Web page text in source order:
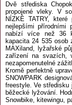
Dvě střediska
propojené vleky. V
NÍZKÉ TATRY,
nejlepšími přírodními
nabízí více než 36
kapacita 24 535
MAXiland, lyžařské
zařízení na svazích,
nezapomenutelné
Kromě perfektně
SNOWPARK
freestyle. Ve středisku
běžecké lyžování.
Snowbike, kitewingu,